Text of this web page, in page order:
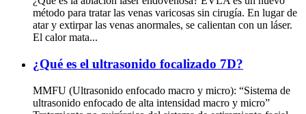
método para tratar las venas varicosas sin cirugía. En lugar de
atar y extirpar las venas anormales, se calientan con un láser.
El calor mata...
¿Qué es el ultrasonido focalizado 7D?
MMFU (Ultrasonido enfocado macro y micro): “Sistema de
ultrasonido enfocado de alta intensidad macro y micro”